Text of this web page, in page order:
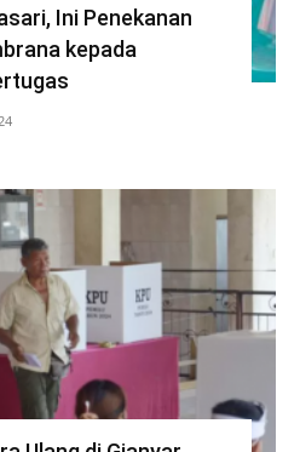
Ini Penekanan
kepada